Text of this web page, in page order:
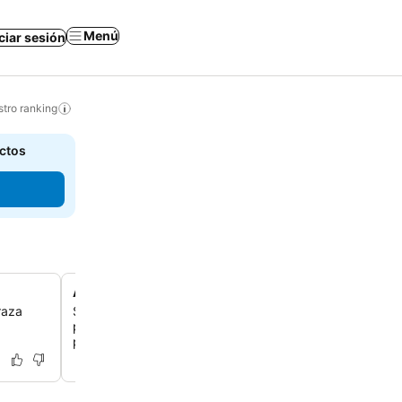
sesión Menú
ranking
Acceso a la playa de Reñaca
Sumérgete en el animado ambiente de la playa de
por sus arenas blancas, el surf y la vibrante energía
pasos del alojamiento.